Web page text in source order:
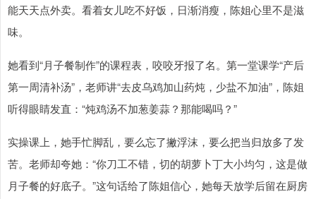
能天天点外卖。看着女儿吃不好饭，日渐消瘦，陈姐心里不是滋
味。
她看到“月子餐制作”的课程表，咬咬牙报了名。第一堂课学“产后
第一周清补汤”，老师讲“去皮乌鸡加山药炖，少盐不加油”，陈姐
听得眼睛发直：“炖鸡汤不加葱姜蒜？那能喝吗？”
实操课上，她手忙脚乱，要么忘了撇浮沫，要么把当归放多了发
苦。老师却夸她：“你刀工不错，切的胡萝卜丁大小均匀，这是做
月子餐的好底子。”这句话给了陈姐信心，她每天放学后留在厨房